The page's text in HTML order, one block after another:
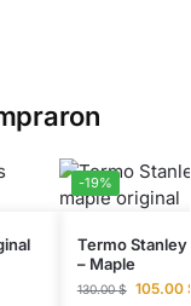
-19%
Termo
– Maple
130.00$ 105.00